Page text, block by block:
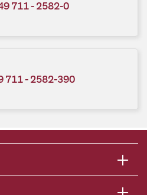
711 - 2582-0
711 - 2582-390